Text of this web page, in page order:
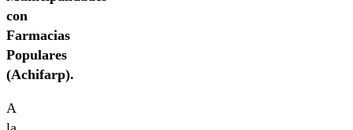
con
Farmacias
Populares
(Achifarp).
A